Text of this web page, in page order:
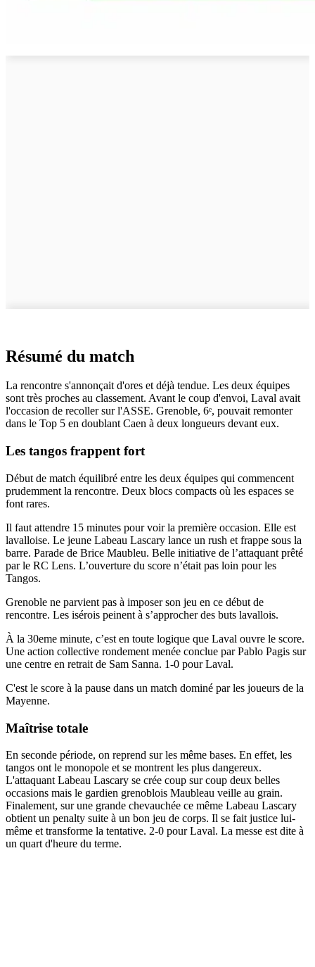
Résumé du match
La rencontre s'annonçait d'ores et déjà tendue. Les deux équipes
sont très proches au classement. Avant le coup d'envoi, Laval avait
l'occasion de recoller sur l'ASSE. Grenoble, 6ᵉ, pouvait remonter
dans le Top 5 en doublant Caen à deux longueurs devant eux.
Les tangos frappent fort
Début de match équilibré entre les deux équipes qui commencent
prudemment la rencontre. Deux blocs compacts où les espaces se
font rares.
Il faut attendre 15 minutes pour voir la première occasion. Elle est
lavalloise. Le jeune Labeau Lascary lance un rush et frappe sous la
barre. Parade de Brice Maubleu. Belle initiative de l’attaquant prêté
par le RC Lens. L’ouverture du score n’était pas loin pour les
Tangos.
Grenoble ne parvient pas à imposer son jeu en ce début de
rencontre. Les isérois peinent à s’approcher des buts lavallois.
À la 30eme minute, c’est en toute logique que Laval ouvre le score.
Une action collective rondement menée conclue par Pablo Pagis sur
une centre en retrait de Sam Sanna. 1-0 pour Laval.
C'est le score à la pause dans un match dominé par les joueurs de la
Mayenne.
Maîtrise totale
En seconde période, on reprend sur les même bases. En effet, les
tangos ont le monopole et se montrent les plus dangereux.
L'attaquant Labeau Lascary se crée coup sur coup deux belles
occasions mais le gardien grenoblois Maubleau veille au grain.
Finalement, sur une grande chevauchée ce même Labeau Lascary
obtient un penalty suite à un bon jeu de corps. Il se fait justice lui-
même et transforme la tentative. 2-0 pour Laval. La messe est dite à
un quart d'heure du terme.